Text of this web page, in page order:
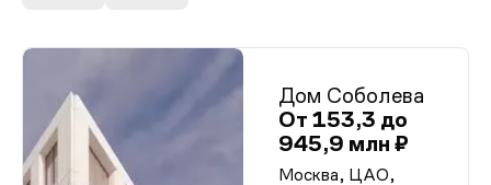
Дом Соболева
От 153,3 до
945,9 млн ₽
Москва, ЦАО,